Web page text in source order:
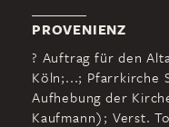
PROVENIENZ
? Auftrag für den
Köln;...; Pfarrkirche
Aufhebung der
Kaufmann); Verst.